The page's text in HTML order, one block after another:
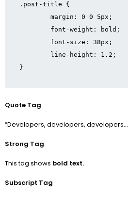
.post-title {
}
Quote Tag
Developers, developers, developers…
Strong Tag
This tag shows bold text.
Subscript Tag